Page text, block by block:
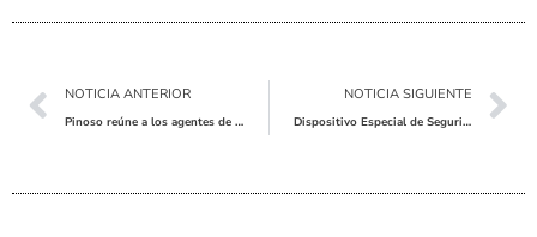
AntNOTICIA ANTERIOR
Pinoso reúne a los agentes de desarrollo del Alto y Medio Vinalopó para seguir impulsando el empleo
NOTICIA SIGUIENTE
Dispositivo Especial de Seguridad y Tráfico en Pinoso por Todos los Santos